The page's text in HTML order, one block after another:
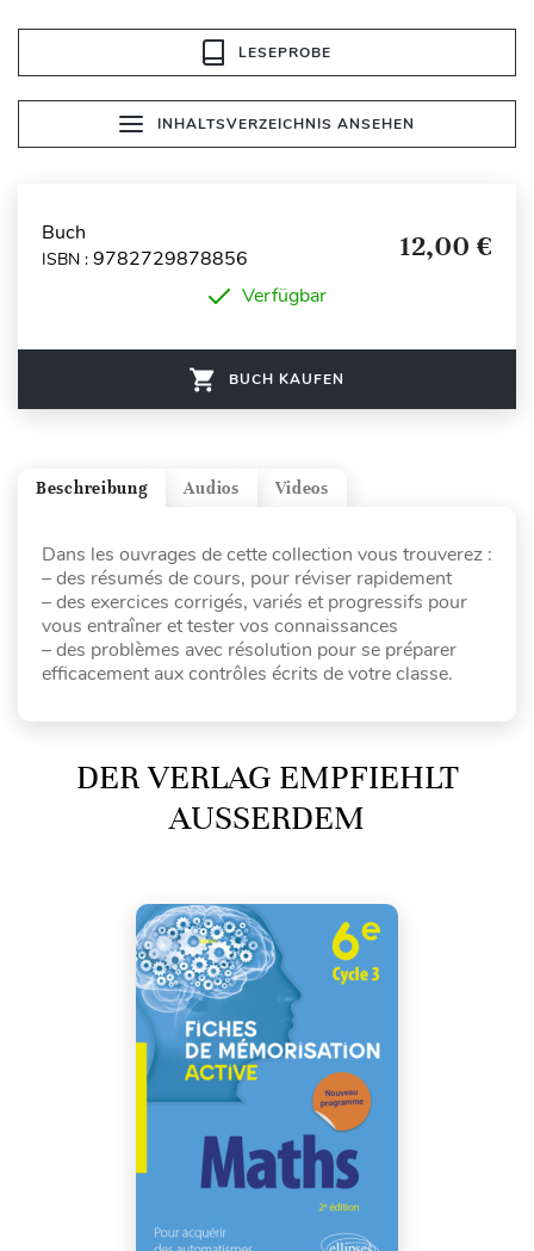
LESEPROBE
INHALTSVERZEICHNIS ANSEHEN
Buch
ISBN : 9782729878856 12,00 €
Verfügbar
BUCH KAUFEN
Videos
Audios
Beschreibung
Dans les ouvrages de cette collection vous trouverez :
– des résumés de cours, pour réviser rapidement
– des exercices corrigés, variés et progressifs pour
vous entraîner et tester vos connaissances
– des problèmes avec résolution pour se préparer
efficacement aux contrôles écrits de votre classe.
DER VERLAG EMPFIEHLT
AUSSERDEM